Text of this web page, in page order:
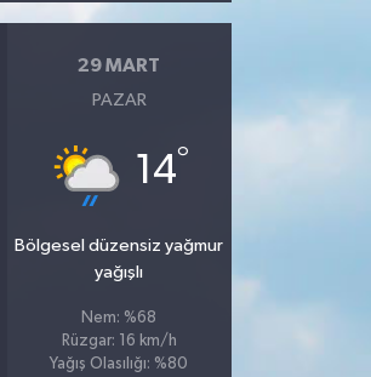
29 MART
PAZAR
14°
Bölgesel düzensiz yağmur
yağışlı
Nem: %68
Rüzgar: 16 km/h
Yağış Olasılığı: %80